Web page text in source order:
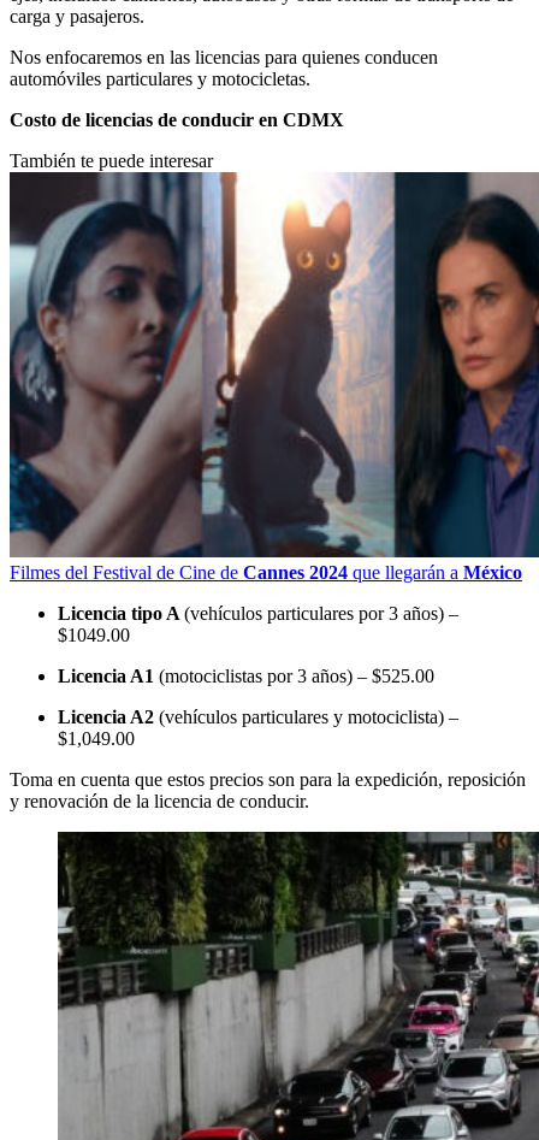
carga y pasajeros.
Nos enfocaremos en las licencias para quienes conducen
automóviles particulares y motocicletas.
Costo de licencias de conducir en CDMX
También te puede interesar
Filmes del Festival de Cine de Cannes 2024 que llegarán a México
Licencia tipo A (vehículos particulares por 3 años) –
$1049.00
Licencia A1 (motociclistas por 3 años) – $525.00
Licencia A2 (vehículos particulares y motociclista) –
$1,049.00
Toma en cuenta que estos precios son para la expedición, reposición
y renovación de la licencia de conducir.